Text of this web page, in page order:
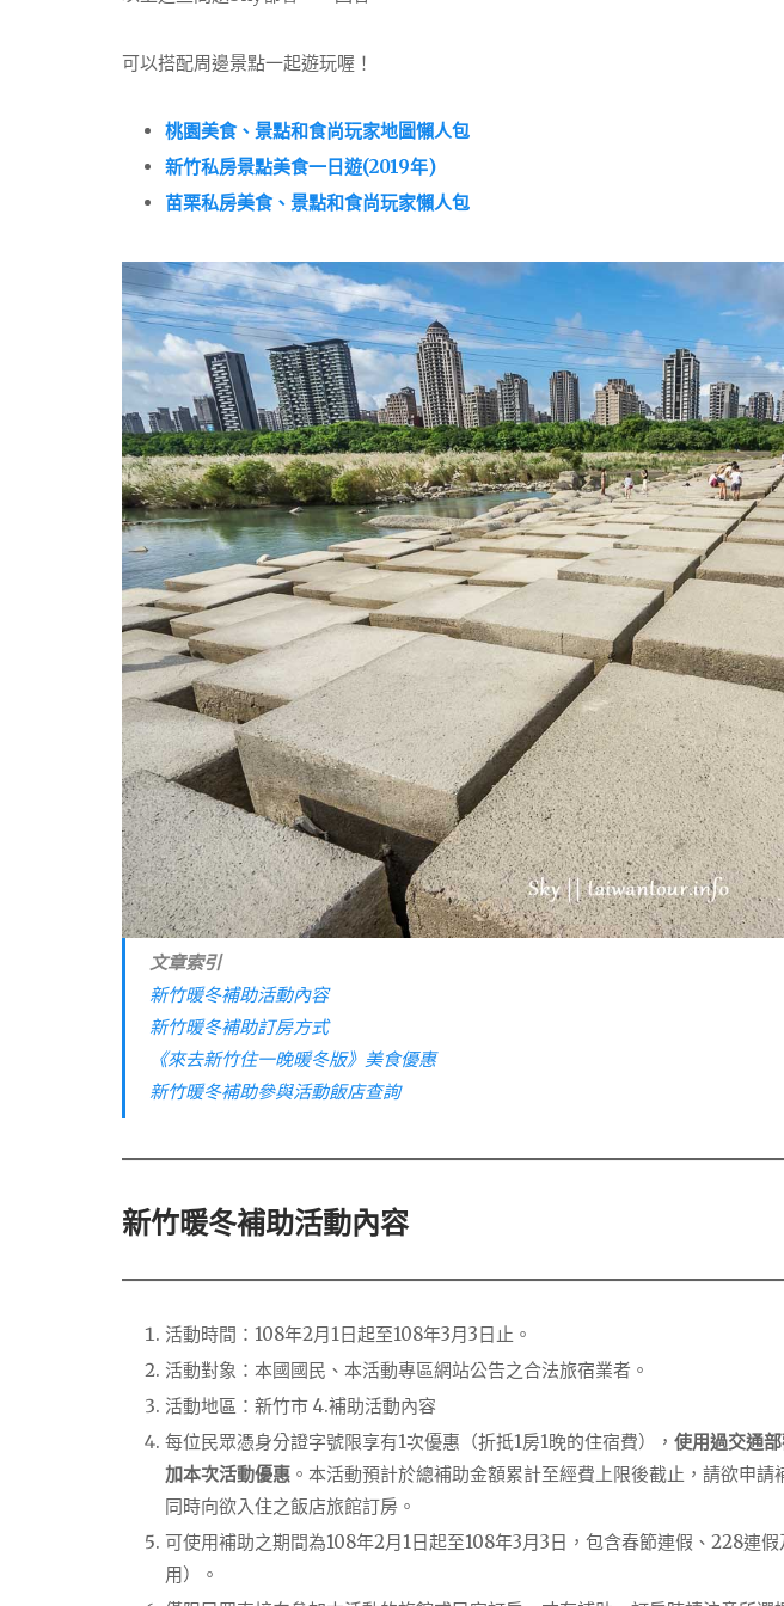
可以搭配周邊景點一起遊玩喔！
桃園美食、景點和食尚玩家地圖懶人包
新竹私房景點美食一日遊(2019年)
苗栗私房美食、景點和食尚玩家懶人包
文章索引
新竹暖冬補助活動內容
新竹暖冬補助訂房方式
《來去新竹住一晚暖冬版》美食優惠
新竹暖冬補助參與活動飯店查詢
新竹暖冬補助活動內容
活動時間：108年2月1日起至108年3月3日止。
活動對象：本國國民、本活動專區網站公告之合法旅宿業者。
活動地區：新竹市 4.補助活動內容
每位民眾憑身分證字號限享有1次優惠（折抵1房1晚的住宿費）， 使用過交通
加本次活動優惠 。本活動預計於總補助金額累計至經費上限後截止，請欲申
同時向欲入住之飯店旅館訂房。
可使用補助之期間為108年2月1日起至108年3月3日，包含春節連假、228連
用）。